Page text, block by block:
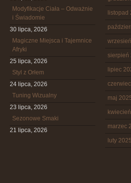
Modyfikacje Ciała – Odważnie
i Świadomie
30 lipca, 2026
Magiczne Miejsca i Tajemnice
Afryki
25 lipca, 2026
Styl z Orłem
24 lipca, 2026
Tuning Wizualny
23 lipca, 2026
Sezonowe Smaki
21 lipca, 2026
listopad
sierpień
lipiec
maj
marzec
luty 2025